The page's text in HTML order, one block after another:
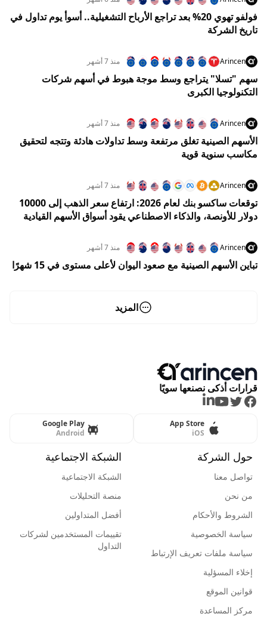
فولفو تهوي 20% بعد تراجع الأرباح التشغيلية.. أسوأ يوم تداول في
تاريخ الشركة
Arincen منذ 7 أشهر
سهم "تسلا" يتراجع وسط موجة هبوط في أسهم شركات
التكنولوجيا الكبرى
Arincen منذ 7 أشهر
الأسهم الصينية تغلق مرتفعة وسط تداولات هادئة وتتجه لتحقيق
مكاسب سنوية قوية
Arincen منذ 7 أشهر
توقعات ساكسو بنك لعام 2026: ارتفاع سعر الذهب إلى 10000
دولار للأونصة، والذكاء الاصطناعي يقود أسواق الأسهم القيادية
Arincen منذ 7 أشهر
تباين الأسهم الصينية مع صعود اليوان لأعلى مستوى في 15 شهرًا
المزيد
قرارات أذكى نصنعها سويًا
Facebook
Twitter
Youtube
LinkedIn
App Store
iOS
Google Play
Android
حول الشركة
تواصل معنا
من نحن
الشروط والأحكام
سياسة الخصوصية
سياسة ملفات تعريف الإرتباط
إخلاء المسؤلية
قوانين الموقع
مركز المساعدة
الشبكة الاجتماعية
الشبكة الاجتماعية
منصة التحليلات
أفضل المتداولين
تقييمات المستخدمين لشركات
التداول